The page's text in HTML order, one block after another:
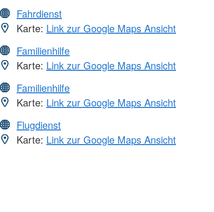
Fahrdienst
Karte: Link zur Google Maps Ansicht
Familienhilfe
Karte: Link zur Google Maps Ansicht
Familienhilfe
Karte: Link zur Google Maps Ansicht
Flugdienst
Karte: Link zur Google Maps Ansicht